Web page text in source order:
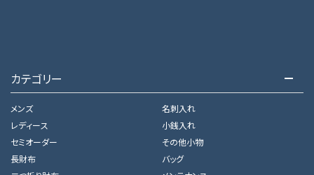
カテゴリー
メンズ
レディース
セミオーダー
長財布
名刺入れ
小銭入れ
その他小物
バッグ